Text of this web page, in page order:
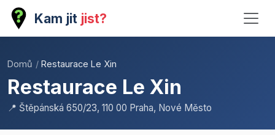
Kam jit jist?
Domů / Restaurace Le Xin
Restaurace Le Xin
📍 Štěpánská 650/23, 110 00 Praha, Nové Město